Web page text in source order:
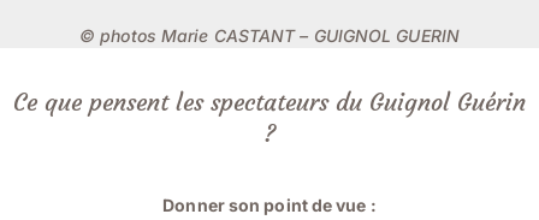
© photos Marie CASTANT – GUIGNOL GUERIN
Ce que pensent les spectateurs du Guignol Guérin
?
Donner son point de vue :